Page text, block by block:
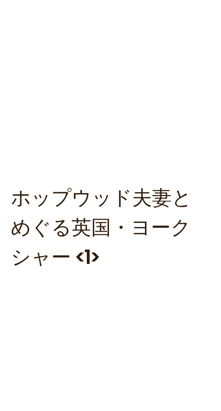
ホップウッド夫妻と
めぐる英国・ヨーク
シャー <1>